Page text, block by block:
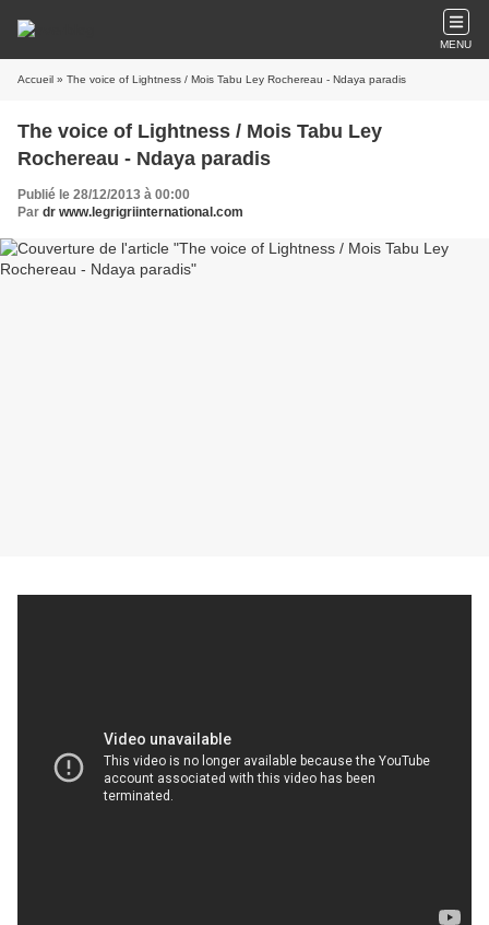
MENU
Accueil » The voice of Lightness / Mois Tabu Ley Rochereau - Ndaya paradis
The voice of Lightness / Mois Tabu Ley
Rochereau - Ndaya paradis
Publié le 28/12/2013 à 00:00
Par dr www.legrigriinternational.com